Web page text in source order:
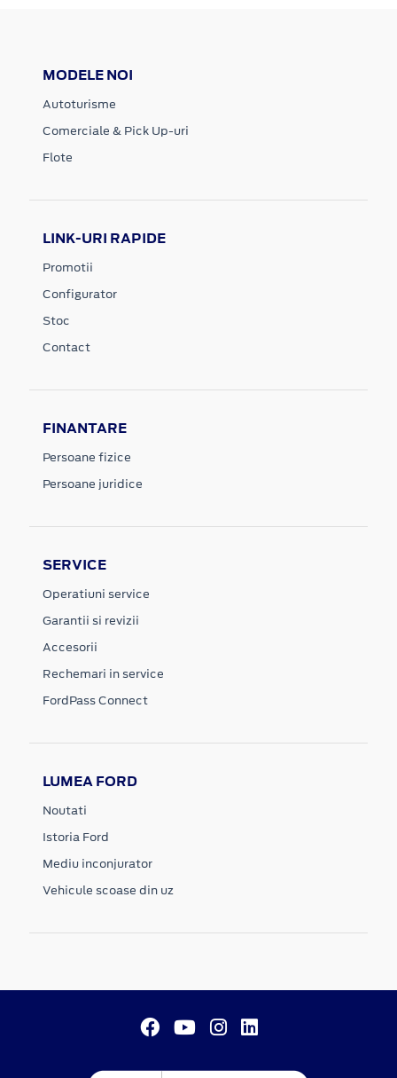
MODELE NOI
Autoturisme
Comerciale & Pick Up-uri
Flote
LINK-URI RAPIDE
Promotii
Configurator
Stoc
Contact
FINANTARE
Persoane fizice
Persoane juridice
SERVICE
Operatiuni service
Garantii si revizii
Accesorii
Rechemari in service
FordPass Connect
LUMEA FORD
Noutati
Istoria Ford
Mediu inconjurator
Vehicule scoase din uz